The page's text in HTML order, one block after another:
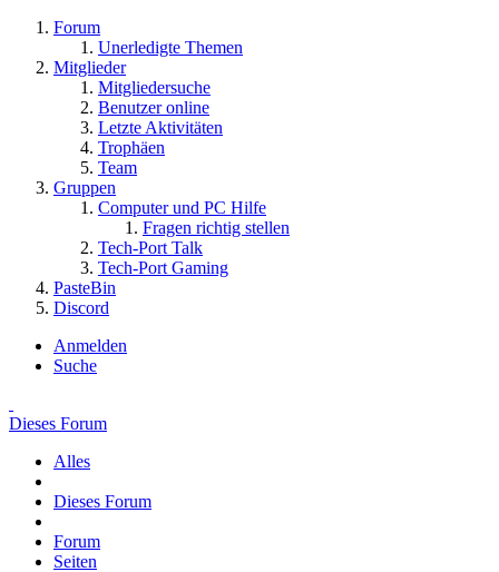
Forum
Unerledigte Themen
Mitglieder
Mitgliedersuche
Benutzer online
Letzte Aktivitäten
Trophäen
Team
Gruppen
Computer und PC Hilfe
Fragen richtig stellen
Tech-Port Talk
Tech-Port Gaming
PasteBin
Discord
Anmelden
Suche
Dieses Forum
Alles
Dieses Forum
Forum
Seiten